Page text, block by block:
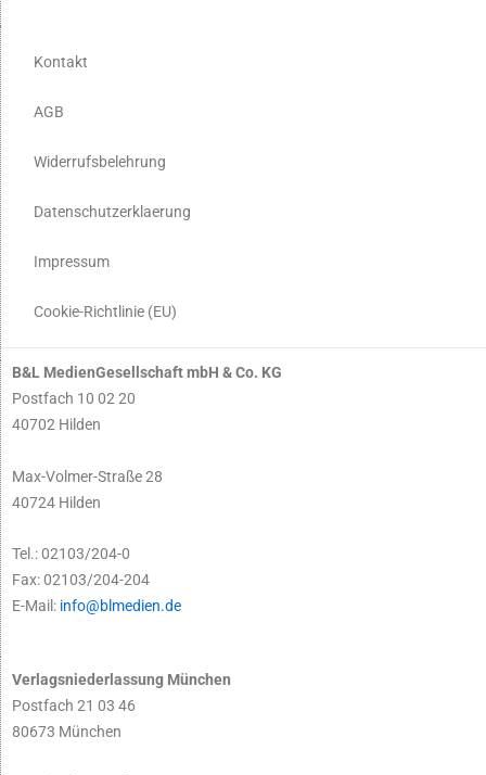
Kontakt
AGB
Widerrufsbelehrung
Datenschutzerklaerung
Impressum
Cookie-Richtlinie (EU)
B&L MedienGesellschaft mbH & Co. KG
Postfach 10 02 20
40702 Hilden
Max-Volmer-Straße 28
40724 Hilden
Tel.: 02103/204-0
Fax: 02103/204-204
E-Mail: info@blmedien.de
Verlagsniederlassung München
Postfach 21 03 46
80673 München